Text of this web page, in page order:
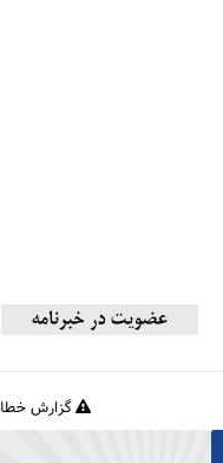
گزارش خطا